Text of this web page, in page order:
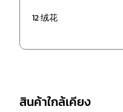
12 绒花
สินค้าใกล้เคียง